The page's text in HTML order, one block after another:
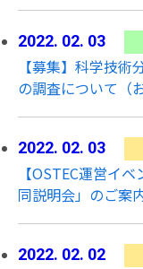
2022. 02. 03
【募集】科学技
の調査について（
2022. 02. 03
【OSTEC運営イ
同説明会」のご案
2022. 02. 02